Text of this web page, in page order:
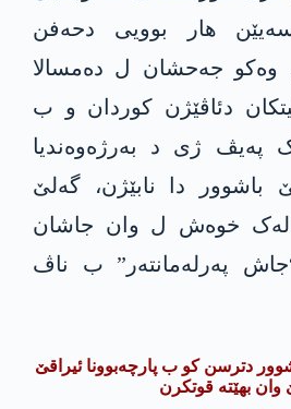
هار بوویی دحەفن
وەکو جەحشان ل دەمسالا
دئاڤێژن کوردان و ب
پەیڤ ژی د بەرژەوەندیا
دا نابێژن، گەلێ
خوەش ل وان جاشان
پەرلەمانتەر” ب ناڤ
دترسن کو ب پارچەبوونا ئیراقێ
وان بهێتە قوتکرن